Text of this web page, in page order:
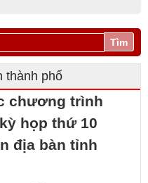
Tìm
thành phố
chương trình
họp thứ 10
địa bàn tỉnh